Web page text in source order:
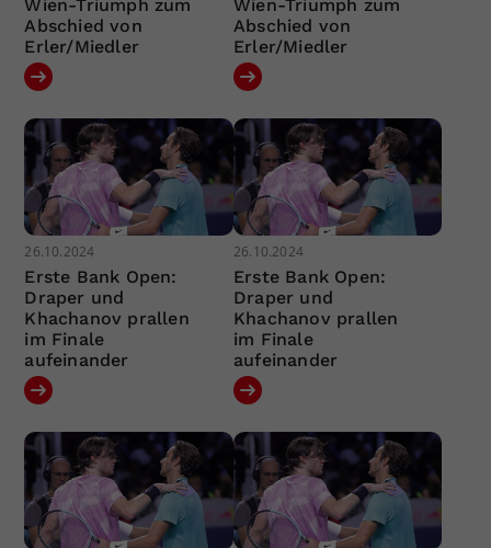
Wien-Triumph zum
Abschied von
Erler/Miedler
Wien-Triumph zum
Abschied von
Erler/Miedler
26.10.2024
Erste Bank Open:
Draper und
Khachanov prallen
im Finale
aufeinander
26.10.2024
Erste Bank Open:
Draper und
Khachanov prallen
im Finale
aufeinander